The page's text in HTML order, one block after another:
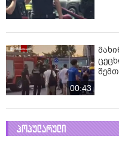
00:43
პოპულარული